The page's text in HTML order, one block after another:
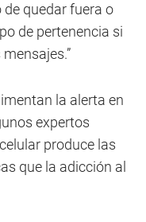
quedar fuera o
de pertenencia si
la alerta en
expertos
produce las
que la adicción al